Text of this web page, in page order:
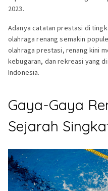
2023.
Adanya catatan prestasi di
olahraga renang semakin
olahraga prestasi, renang kini
kebugaran, dan rekreasi yang
Indonesia.
Gaya-Gaya
Sejarah